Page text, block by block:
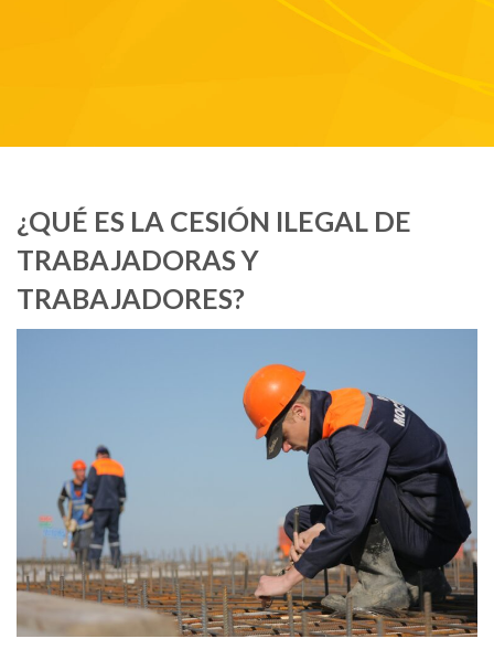
¿QUÉ ES LA CESIÓN ILEGAL DE
TRABAJADORAS Y
TRABAJADORES?